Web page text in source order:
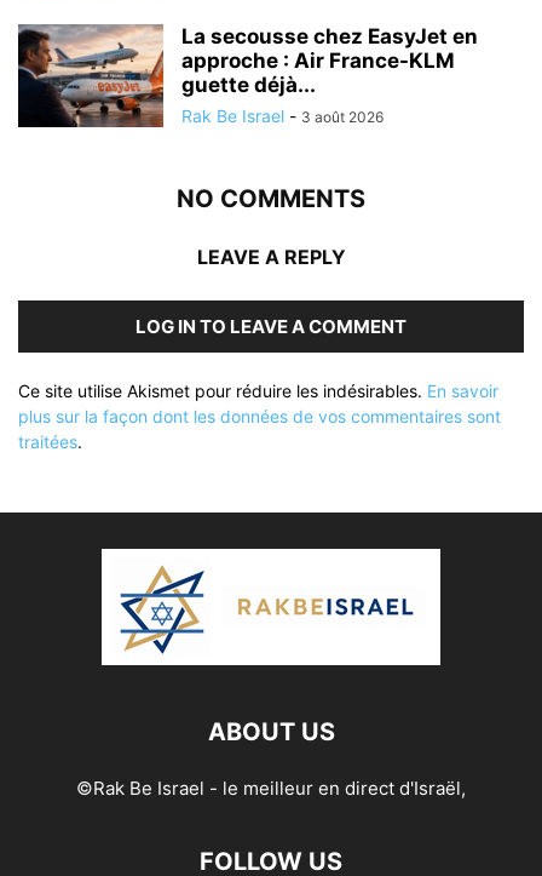
La secousse chez EasyJet en
approche : Air France-KLM
guette déjà...
Rak Be Israel - 3 août 2026
NO COMMENTS
LEAVE A REPLY
LOG IN TO LEAVE A COMMENT
Ce site utilise Akismet pour réduire les indésirables. En savoir
plus sur la façon dont les données de vos commentaires sont
traitées.
ABOUT US
©Rak Be Israel - le meilleur en direct d'Israël,
FOLLOW US